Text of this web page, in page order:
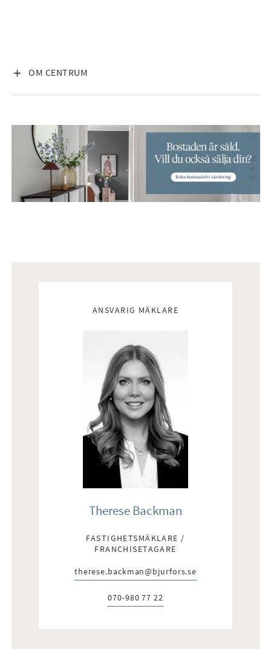
OM CENTRUM
VISA INNEHÅLL
ANSVARIG MÄKLARE
Therese Backman
FASTIGHETSMÄKLARE /
FRANCHISETAGARE
E-post:
therese.backman@bjurfors.se
Telefon:
070-980 77 22